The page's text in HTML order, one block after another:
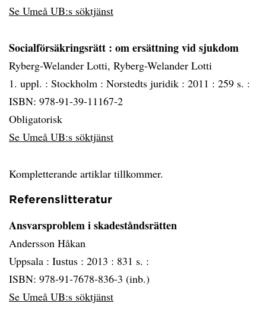
Se Umeå UB:s söktjänst
Socialförsäkringsrätt : om ersättning vid sjukdom
Ryberg-Welander Lotti, Ryberg-Welander Lotti
1. uppl. : Stockholm : Norstedts juridik : 2011 : 259 s. :
ISBN: 978-91-39-11167-2
Obligatorisk
Se Umeå UB:s söktjänst
Kompletterande artiklar tillkommer.
Referenslitteratur
Ansvarsproblem i skadeståndsrätten
Andersson Håkan
Uppsala : Iustus : 2013 : 831 s. :
ISBN: 978-91-7678-836-3 (inb.)
Se Umeå UB:s söktjänst